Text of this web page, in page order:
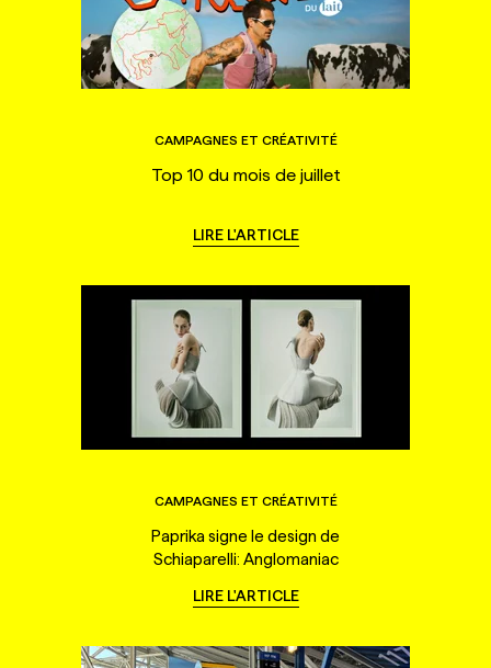
CAMPAGNES ET CRÉATIVITÉ
Top 10 du mois de juillet
LIRE L'ARTICLE
CAMPAGNES ET CRÉATIVITÉ
Paprika signe le design de
Schiaparelli: Anglomaniac
LIRE L'ARTICLE